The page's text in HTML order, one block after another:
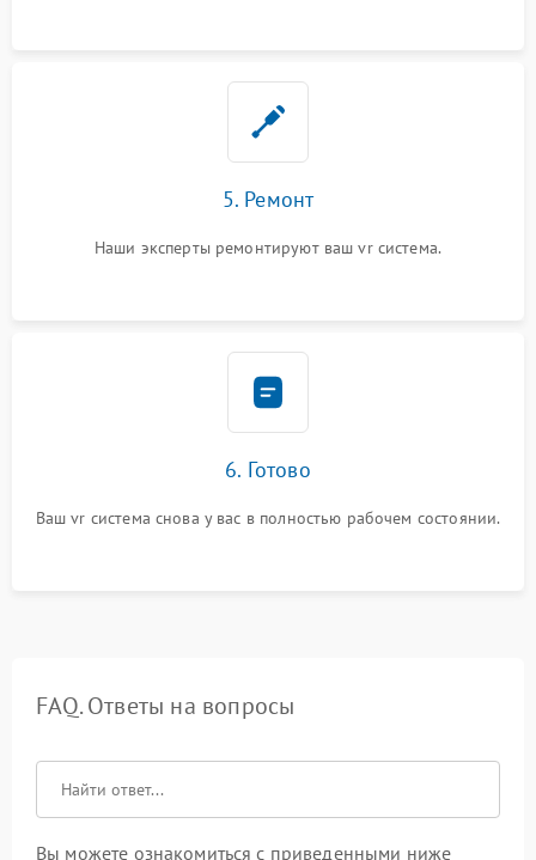
5. Ремонт
Наши эксперты ремонтируют ваш vr система.
6. Готово
Ваш vr система снова у вас в полностью рабочем состоянии.
FAQ. Ответы на вопросы
Вы можете ознакомиться с приведенными ниже